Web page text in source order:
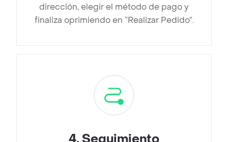
dirección, elegir el método de pago y
finaliza oprimiendo en “Realizar Pedido”.